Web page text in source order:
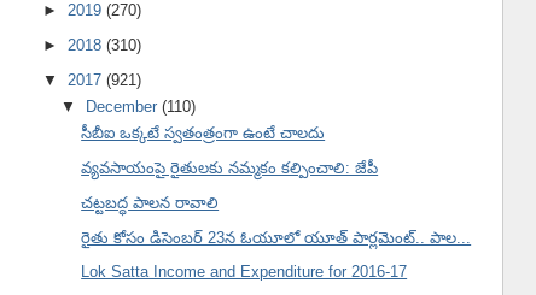
► 2019 (270)
► 2018 (310)
▼ 2017 (921)
▼
December(110)
సీబీఐ ఒక్కటే స్వతంత్రంగా ఉంటే చాలదు
వ్యవసాయంపై రైతులకు నమ్మకం కల్పించాలి: జేపీ
చట్టబద్ధ పాలన రావాలి
రైతు కోసం డిసెంబర్ 23న ఓయూలో యూత్ పార్లమెంట్.. పాల...
Lok Satta Income and Expenditure for 2016-17